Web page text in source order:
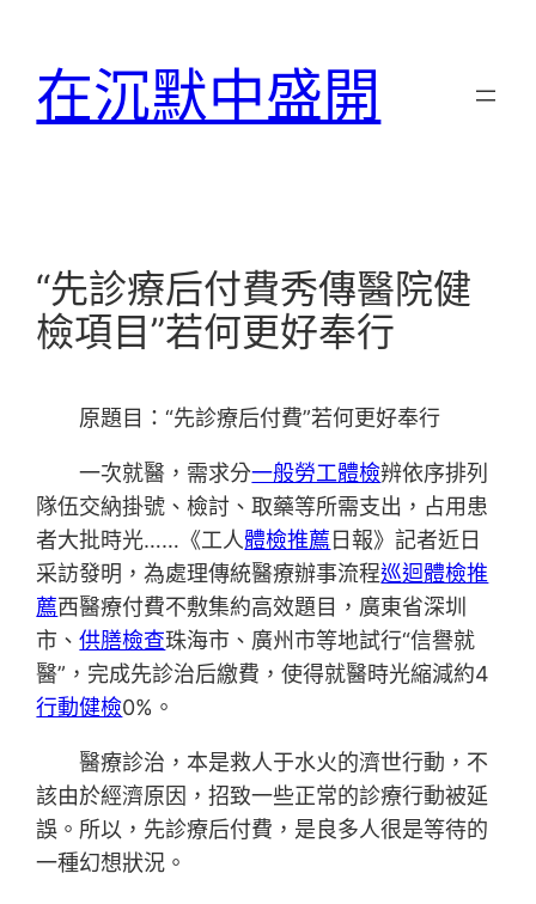
在沉默中盛開
“先診療后付費秀傳醫院健
檢項目”若何更好奉行
原題目：“先診療后付費”若何更好奉行
一次就醫，需求分一般勞工體檢辨依序排列
隊伍交納掛號、檢討、取藥等所需支出，占用患
者大批時光……《工人體檢推薦 日報》記者近日
采訪發明，為處理傳統醫療辦事流程巡迴體檢推
薦西醫療付費不敷集約高效題目，廣東省深圳
市、供膳檢查珠海市、廣州市等地試行“信譽就
醫”，完成先診治后繳費，使得就醫時光縮減約4
行動健檢0%。
醫療診治，本是救人于水火的濟世行動，不
該由於經濟原因，招致一些正常的診療行動被延
誤。所以，先診療后付費，是良多人很是等待的
一種幻想狀況。